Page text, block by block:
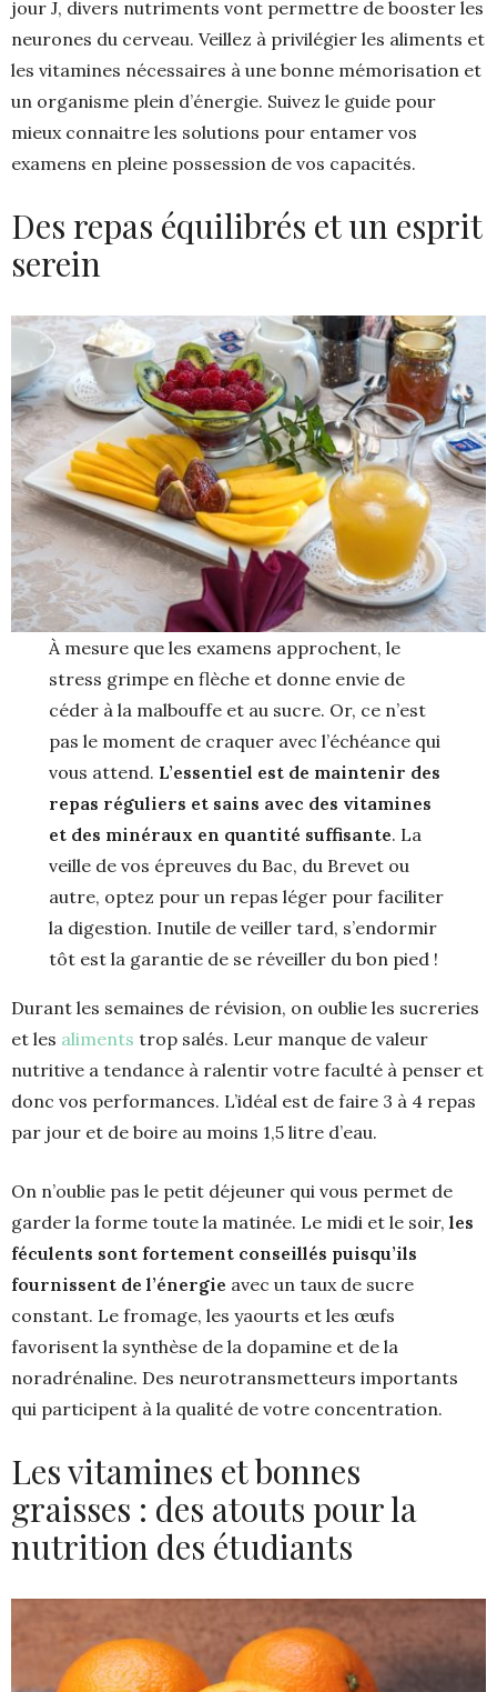
jour J, divers nutriments vont permettre de booster les
neurones du cerveau. Veillez à privilégier les aliments et
les vitamines nécessaires à une bonne mémorisation et
un organisme plein d’énergie. Suivez le guide pour
mieux connaitre les solutions pour entamer vos
examens en pleine possession de vos capacités.
Des repas équilibrés et un esprit
serein
À mesure que les examens approchent, le
stress grimpe en flèche et donne envie de
céder à la malbouffe et au sucre. Or, ce n’est
pas le moment de craquer avec l’échéance qui
vous attend. L’essentiel est de maintenir des
repas réguliers et sains avec des vitamines
et des minéraux en quantité suffisante. La
veille de vos épreuves du Bac, du Brevet ou
autre, optez pour un repas léger pour faciliter
la digestion. Inutile de veiller tard, s’endormir
tôt est la garantie de se réveiller du bon pied !
Durant les semaines de révision, on oublie les sucreries
et les aliments trop salés. Leur manque de valeur
nutritive a tendance à ralentir votre faculté à penser et
donc vos performances. L’idéal est de faire 3 à 4 repas
par jour et de boire au moins 1,5 litre d’eau.
On n’oublie pas le petit déjeuner qui vous permet de
garder la forme toute la matinée. Le midi et le soir, les
féculents sont fortement conseillés puisqu’ils
fournissent de l’énergie avec un taux de sucre
constant. Le fromage, les yaourts et les œufs
favorisent la synthèse de la dopamine et de la
noradrénaline. Des neurotransmetteurs importants
qui participent à la qualité de votre concentration.
Les vitamines et bonnes
graisses : des atouts pour la
nutrition des étudiants